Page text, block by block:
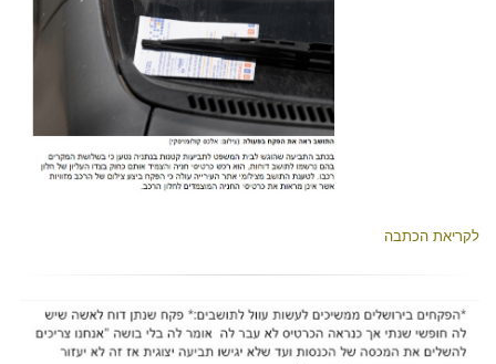
לקריאת הכתבה